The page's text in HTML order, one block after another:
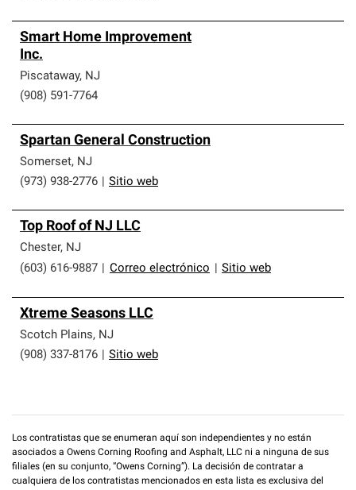
Smart Home Improvement
Inc.
Piscataway, NJ
(908) 591-7764
Spartan General Construction
Somerset, NJ
(973) 938-2776
Sitio web
Top Roof of NJ LLC
Chester, NJ
(603) 616-9887
Correo electrónico Sitio web
Xtreme Seasons LLC
Scotch Plains, NJ
(908) 337-8176
Sitio web
Los contratistas que se enumeran aquí son independientes y no están
asociados a Owens Corning Roofing and Asphalt, LLC ni a ninguna de sus
filiales (en su conjunto, “Owens Corning”). La decisión de contratar a
cualquiera de los contratistas mencionados en esta lista es exclusiva del